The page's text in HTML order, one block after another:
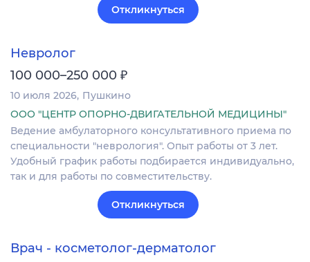
Откликнуться
Невролог
100 000–250 000 ₽
10 июля 2026 Пушкино
ООО "ЦЕНТР ОПОРНО-ДВИГАТЕЛЬНОЙ МЕДИЦИНЫ"
Ведение амбулаторного консультативного приема по
специальности "неврология". Опыт работы от 3 лет.
Удобный график работы подбирается индивидуально,
так и для работы по совместительству.
Откликнуться
Врач - косметолог-дерматолог